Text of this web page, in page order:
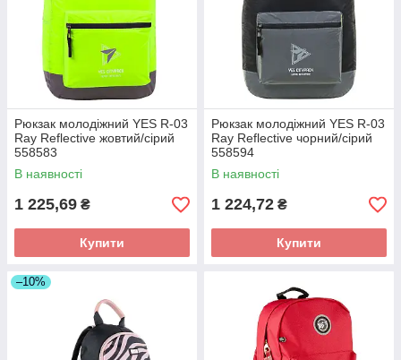
Рюкзак молодіжний YES R-03
Ray Reflective жовтий/сірий
558583
В наявності
1 225,69 ₴
Купити
Рюкзак молодіжний YES R-03
Ray Reflective чорний/сірий
558594
В наявності
1 224,72 ₴
Купити
–10%